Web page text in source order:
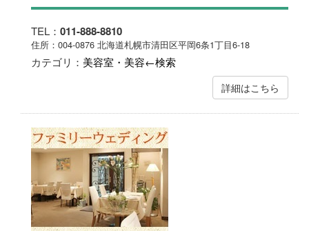
TEL： 011-888-8810
住所：004-0876 北海道札幌市清田区平岡6条1丁目6-18
カテゴリ： 美容室・美容←検索
詳細はこちら